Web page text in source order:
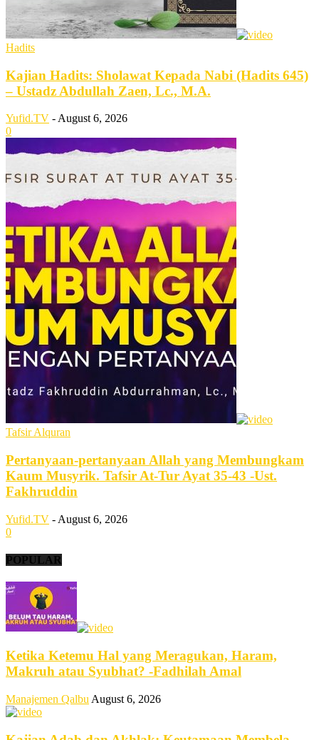
Hadits
Kajian Hadits: Sholawat Kepada Nabi (Hadits 645)
– Ustadz Abdullah Zaen, Lc., M.A.
Yufid.TV - August 6, 2026
0
Tafsir Alquran
Pertanyaan-pertanyaan Allah yang Membungkam
Kaum Musyrik. Tafsir At-Tur Ayat 35-43 -Ust.
Fakhruddin
Yufid.TV - August 6, 2026
0
POPULAR
Ketika Ketemu Hal yang Meragukan, Haram,
Makruh atau Syubhat? -Fadhilah Amal
Manajemen Qalbu August 6, 2026